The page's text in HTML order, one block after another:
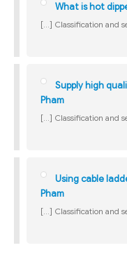
What is hot
[…] Classification and
Supply high
Pham
[…] Classification and
Using cable
Pham
[…] Classification and